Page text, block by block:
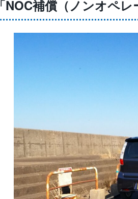
「NOC補償（ノンオペ